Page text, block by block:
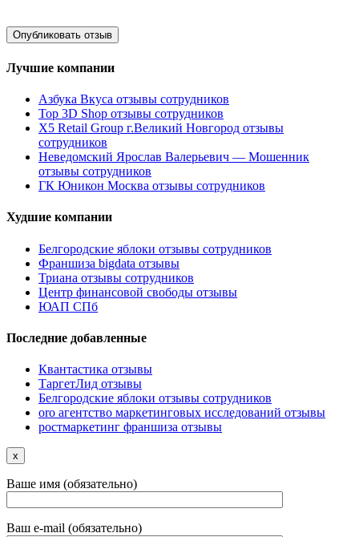
Лучшие компании
Азбука Вкуса отзывы сотрудников
Top 3D Shop отзывы сотрудников
X5 Retail Group г.Великий Новгород отзывы
сотрудников
Неведомский Ярослав Валерьевич — Мошенник
отзывы сотрудников
ГК Юникон Москва отзывы сотрудников
Худшие компании
Белгородские яблоки отзывы сотрудников
Франшиза bigdata отзывы
Триана отзывы сотрудников
Центр финансовой свободы отзывы
ЮАП СПб
Последние добавленные
Квантастика отзывы
ТаргетЛид отзывы
Белгородские яблоки отзывы сотрудников
oro агентство маркетинговых исследований отзывы
ростмаркетинг франшиза отзывы
x
Ваше имя (обязательно)
Ваш e-mail (обязательно)